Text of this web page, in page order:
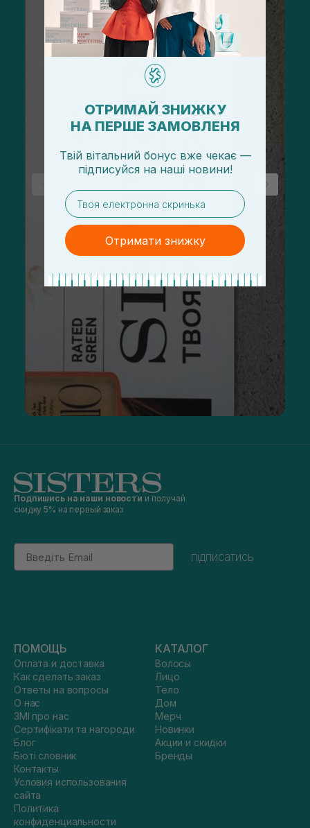
Подпишись на наши новости и получай
скидку 5% на первый заказ
Email
підписатись
ПОМОЩЬ
Оплата и доставка
Как сделать заказ
Ответы на вопросы
О нас
ЗМІ про нас
Сертифікати та нагороди
Блог
Бюті словник
Контакты
Условия использования
сайта
Политика
конфиденциальности
КАТАЛОГ
Волосы
Лицо
Тело
Дом
Мерч
Новинки
Акции и скидки
Бренды
ОТРИМАЙ ЗНИЖКУ
НА ПЕРШЕ ЗАМОВЛЕНЯ
Твій вітальний бонус вже чекає —
підписуйся на наші новини!
email
Отримати знижку